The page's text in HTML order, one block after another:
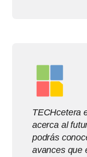
TECHcetera
acerca al
podrás
avances que